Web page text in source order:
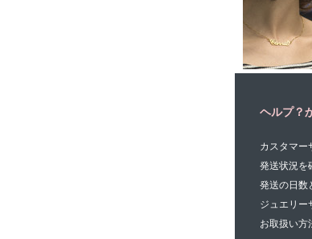
ヘルプ？
カスタマー
発送状況を
発送の日数
ジュエリー
お取扱い方